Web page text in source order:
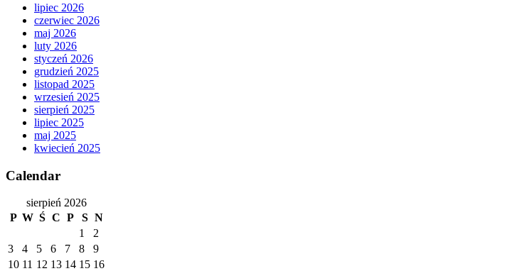
lipiec 2026
czerwiec 2026
maj 2026
luty 2026
styczeń 2026
grudzień 2025
listopad 2025
wrzesień 2025
sierpień 2025
lipiec 2025
maj 2025
kwiecień 2025
Calendar
sierpień 2026
P W Ś C P S N
1
2
3
4 5 6 7 8
9
10 11 12 13 14 15 16